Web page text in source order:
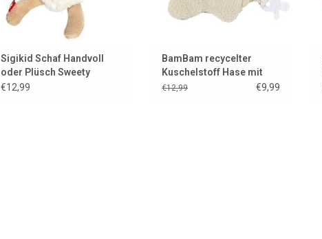
Sigikid Schaf Handvoll
oder Plüsch Sweety
€12,99
BamBam recycelter
Kuschelstoff Hase mit
Schnulleraufsatz
€12,99 €9,99